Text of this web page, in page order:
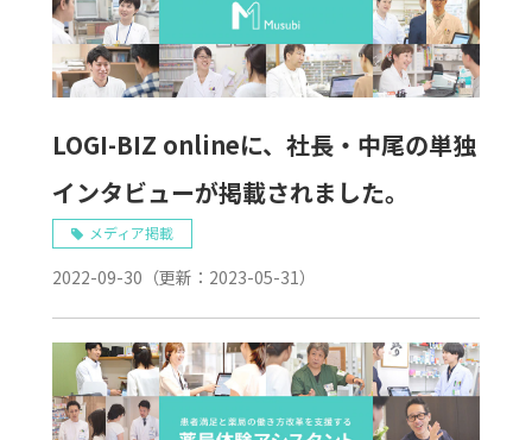
事例
サポート・価格
LOGI-BIZ onlineに、社長・中尾の単独
インタビューが掲載されました。
メディア掲載
2022-09-30 （更新： 2023-05-31）